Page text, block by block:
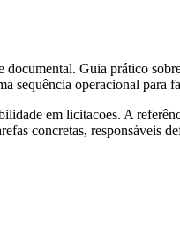
Guia prático
sequência operacional
em licitacoes. A
concretas, responsáveis